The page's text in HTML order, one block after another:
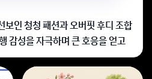
보인 청청 패션과 오버핏 후디 조합
감성을 자극하며 큰 호응을 얻고
요 특징과 스타일링 팁, 그리고 이
로 불리는지 자세히 알고 싶습니